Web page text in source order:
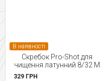
В наявності
Скребок Pro-Shot для
чищення латунний 8/32 M
329 ГРН